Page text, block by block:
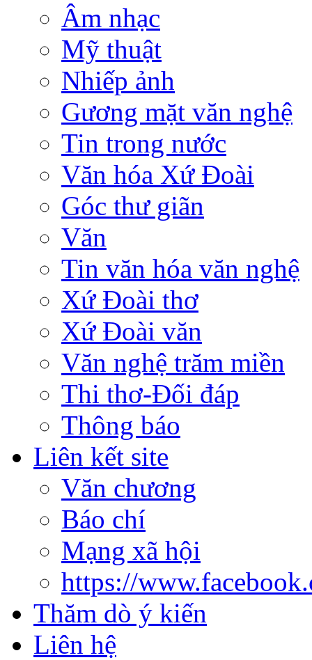
Âm nhạc
Mỹ thuật
Nhiếp ảnh
Gương mặt văn nghệ
Tin trong nước
Văn hóa Xứ Đoài
Góc thư giãn
Văn
Tin văn hóa văn nghệ
Xứ Đoài thơ
Xứ Đoài văn
Văn nghệ trăm miền
Thi thơ-Đối đáp
Thông báo
Liên kết site
Văn chương
Báo chí
Mạng xã hội
https://
Thăm dò ý kiến
Liên hệ